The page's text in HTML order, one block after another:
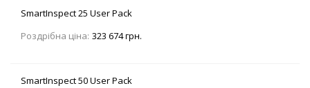
SmartInspect 25 User Pack
Роздрібна ціна: 323 674 грн.
SmartInspect 50 User Pack